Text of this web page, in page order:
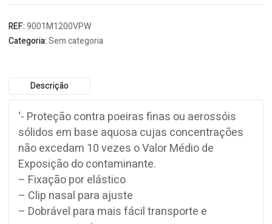
REF:9001M1200VPW
Categoria:Sem categoria
Descrição
‘- Proteção contra poeiras finas ou aerossóis
sólidos em base aquosa cujas concentrações
não excedam 10 vezes o Valor Médio de
Exposição do contaminante.
– Fixação por elástico
– Clip nasal para ajuste
– Dobrável para mais fácil transporte e